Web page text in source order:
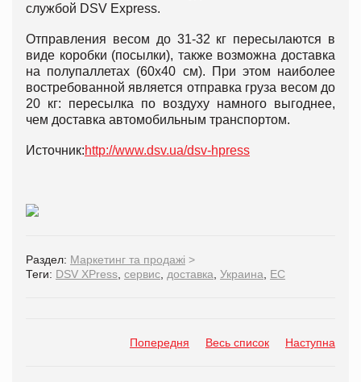
службой DSV Express.
Отправления весом до 31-32 кг пересылаются в
виде коробки (посылки), также возможна доставка
на полупаллетах (60х40 см). При этом наиболее
востребованной является отправка груза весом до
20 кг: пересылка по воздуху намного выгоднее,
чем доставка автомобильным транспортом.
Источник:http://www.dsv.ua/dsv-hpress
Раздел: Маркетинг та продажі >
Теги: DSV XPress сервис доставка Украина ЕС
Попередня Весь список Наступна